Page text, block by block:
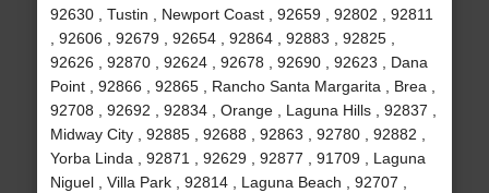
92630 , Tustin , Newport Coast , 92659 , 92802 , 92811
, 92606 , 92679 , 92654 , 92864 , 92883 , 92825 ,
92626 , 92870 , 92624 , 92678 , 92690 , 92623 , Dana
Point , 92866 , 92865 , Rancho Santa Margarita , Brea ,
92708 , 92692 , 92834 , Orange , Laguna Hills , 92837 ,
Midway City , 92885 , 92688 , 92863 , 92780 , 92882 ,
Yorba Linda , 92871 , 92629 , 92877 , 91709 , Laguna
Niguel , Villa Park , 92814 , Laguna Beach , 92707 ,